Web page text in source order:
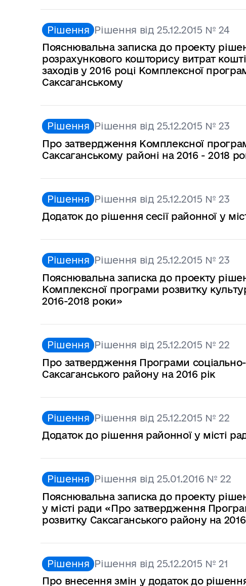
Рішення Рішення від 25.12.2015 № 24
Пояснювальна записка до проекту
розрахункового кошторису витрат
заходів у 2016 році Комплексної
Саксаганському
Рішення Рішення від 25.12.2015 № 23
Про затвердження Комплексної
Саксаганському районі на 2016 - 2018
Рішення Рішення від 25.12.2015 № 23
Додаток до рішення сесії районної у
Рішення Рішення від 25.12.2015 № 23
Пояснювальна записка до проекту
Комплексної програми розвитку
2016-2018 роки»
Рішення Рішення від 25.12.2015 № 22
Про затвердження Програми
Саксаганського району на 2016 рік
Рішення Рішення від 25.12.2015 № 22
Додаток до рішення районної у місті
Рішення Рішення від 25.01.2016 № 22
Пояснювальна записка до проекту
у місті ради «Про затвердження
розвитку Саксаганського району на 2016
Рішення Рішення від 25.12.2015 № 21
Про внесення змін у додаток до